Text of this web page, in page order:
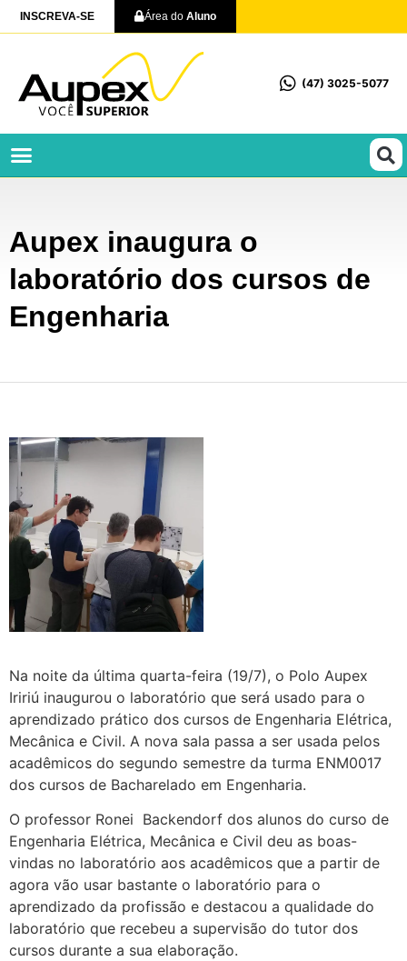
INSCREVA-SE Área do Aluno
(47) 3025-5077
Aupex inaugura o
laboratório dos cursos de
Engenharia
Na noite da última quarta-feira (19/7), o Polo Aupex
Iririú inaugurou o laboratório que será usado para o
aprendizado prático dos cursos de Engenharia Elétrica,
Mecânica e Civil. A nova sala passa a ser usada pelos
acadêmicos do segundo semestre da turma ENM0017
dos cursos de Bacharelado em Engenharia.
O professor Ronei Backendorf dos alunos do curso de
Engenharia Elétrica, Mecânica e Civil deu as boas-
vindas no laboratório aos acadêmicos que a partir de
agora vão usar bastante o laboratório para o
aprendizado da profissão e destacou a qualidade do
laboratório que recebeu a supervisão do tutor dos
cursos durante a sua elaboração.